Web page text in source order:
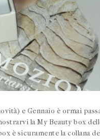
e Gennaio è ormai
la My Beauty box
è sicuramente la collana